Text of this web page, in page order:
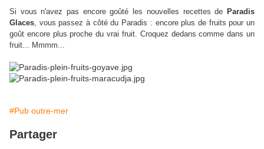
Si vous n'avez pas encore goûté les nouvelles recettes de Paradis
Glaces, vous passez à côté du Paradis : encore plus de fruits pour un
goût encore plus proche du vrai fruit. Croquez dedans comme dans un
fruit... Mmmm...
#Pub outre-mer
Partager